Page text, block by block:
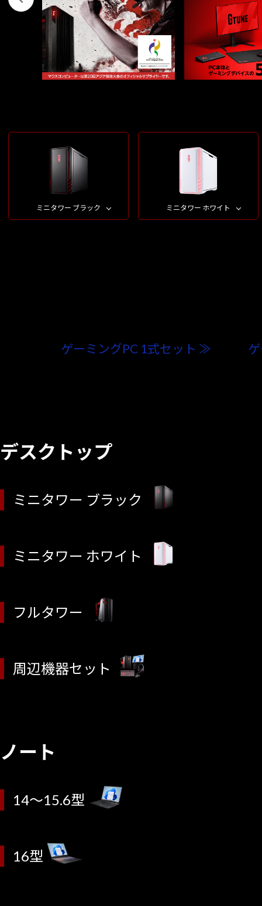
ミニタワー ブラック ミニタワー ホワイト
ゲーミングPC 1式セット ≫
デスクトップ
ミニタワー ブラック
ミニタワー ホワイト
フルタワー
周辺機器セット
ノート
14～15.6型
16型